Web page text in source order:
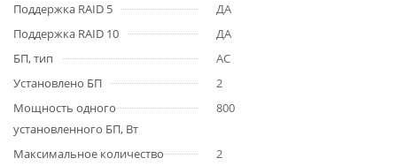
Поддержка RAID 5
ДА
Поддержка RAID 10
ДА
БП, тип
AC
Установлено БП
2
Мощность одного
установленного БП, Вт
800
Максимальное количество
2